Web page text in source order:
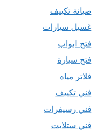
صيانة تكييف
غسيل سيارات
فتح ابواب
فتح سيارة
فلاتر مياه
فني تكييف
فني رسيفرات
فني ستلايت